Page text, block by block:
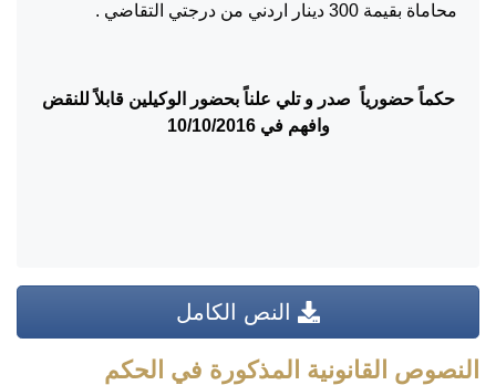
محاماة بقيمة 300 دينار اردني من درجتي التقاضي .
حكماً حضورياً صدر و تلي علناً بحضور الوكيلين قابلاً للنقض
وافهم في10/10/2016
النص الكامل
النصوص القانونية المذكورة في الحكم